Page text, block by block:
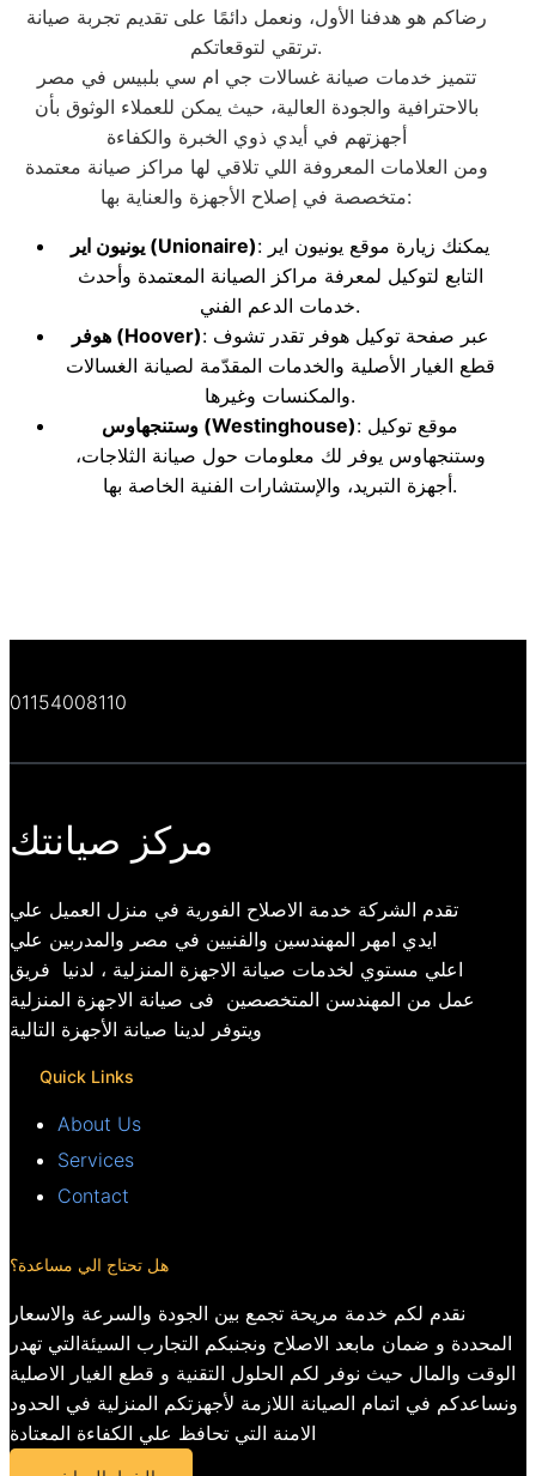
رضاكم هو هدفنا الأول، ونعمل دائمًا على تقديم تجربة صيانة
ترتقي لتوقعاتكم.
تتميز خدمات صيانة غسالات جي ام سي بلبيس في مصر
بالاحترافية والجودة العالية، حيث يمكن للعملاء الوثوق بأن
أجهزتهم في أيدي ذوي الخبرة والكفاءة
ومن العلامات المعروفة اللي تلاقي لها مراكز صيانة معتمدة
متخصصة في إصلاح الأجهزة والعناية بها:
(Unionaire): يمكنك زيارة موقع يونيون اير
التابع لتوكيل لمعرفة مراكز الصيانة المعتمدة وأحدث
خدمات الدعم الفني.
هوفر (Hoover): عبر صفحة توكيل هوفر تقدر تشوف
قطع الغيار الأصلية والخدمات المقدّمة لصيانة الغسالات
والمكنسات وغيرها.
(Westinghouse): موقع توكيل
وستنجهاوس يوفر لك معلومات حول صيانة الثلاجات،
أجهزة التبريد، والإستشارات الفنية الخاصة بها.
01154008110
مركز صيانتك
تقدم الشركة خدمة الاصلاح الفورية في منزل العميل علي
ايدي امهر المهندسين والفنيين في مصر والمدربين علي
اعلي مستوي لخدمات صيانة الاجهزة المنزلية ، لدنيا فريق
عمل من المهندسن المتخصصين فى صيانة الاجهزة المنزلية
ويتوفر لدينا صيانة الأجهزة التالية
Quick Links
About Us
Services
Contact
هل تحتاج الي مساعدة؟
نقدم لكم خدمة مريحة تجمع بين الجودة والسرعة والاسعار
المحددة و ضمان مابعد الاصلاح ونجنبكم التجارب السيئةالتي تهدر
الوقت والمال حيث نوفر لكم الحلول التقنية و قطع الغيار الاصلية
ونساعدكم في اتمام الصيانة اللازمة لأجهزتكم المنزلية في الحدود
الامنة التي تحافظ علي الكفاءة المعتادة